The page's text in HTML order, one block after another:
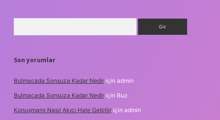
Son yorumlar
Bulmacada Sonsuza Kadar Nedir için admin
Bulmacada Sonsuza Kadar Nedir için Buz
Konuşmamı Nasıl Akıcı Hale Getirilir için admin